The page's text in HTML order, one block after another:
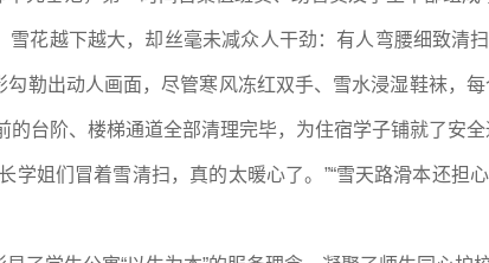
花越下越大，却丝毫未减众人干劲：有人弯腰细致清
勒出动人画面，尽管寒风冻红双手、雪水浸湿鞋袜，
台阶、楼梯通道全部清理完毕，为住宿学子铺就了安全
学姐们冒着雪清扫，真的太暖心了。”“雪天路滑本还担